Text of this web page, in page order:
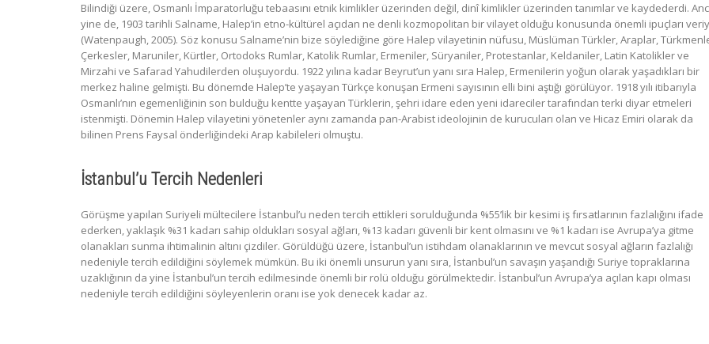
Bilindiği üzere, Osmanlı İmparatorluğu tebaasını etnik kimlikler üzerinden değil, dinî kimlikler üzerinden tanımlar ve kaydederdi.
yine de, 1903 tarihli Salname, Halep’in etno-kültürel açıdan ne denli kozmopolitan bir vilayet olduğu konusunda önemli ipuçları
(Watenpaugh, 2005). Söz konusu Salname’nin bize söylediğine göre Halep vilayetinin nüfusu, Müslüman Türkler, Araplar,
Çerkesler, Maruniler, Kürtler, Ortodoks Rumlar, Katolik Rumlar, Ermeniler, Süryaniler, Protestanlar, Keldaniler, Latin Katolikler ve
Mirzahi ve Safarad Yahudilerden oluşuyordu. 1922 yılına kadar Beyrut’un yanı sıra Halep, Ermenilerin yoğun olarak yaşadıkları bir
merkez haline gelmişti. Bu dönemde Halep’te yaşayan Türkçe konuşan Ermeni sayısının elli bini aştığı görülüyor. 1918 yılı itibarıyla
Osmanlı’nın egemenliğinin son bulduğu kentte yaşayan Türklerin, şehri idare eden yeni idareciler tarafından terki diyar etmeleri
istenmişti. Dönemin Halep vilayetini yönetenler aynı zamanda pan-Arabist ideolojinin de kurucuları olan ve Hicaz Emiri olarak da
bilinen Prens Faysal önderliğindeki Arap kabileleri olmuştu.
İstanbul’u Tercih Nedenleri
Görüşme yapılan Suriyeli mültecilere İstanbul’u neden tercih ettikleri sorulduğunda %55’lik bir kesimi iş fırsatlarının fazlalığını ifade
ederken, yaklaşık %31 kadarı sahip oldukları sosyal ağları, %13 kadarı güvenli bir kent olmasını ve %1 kadarı ise Avrupa’ya gitme
olanakları sunma ihtimalinin altını çizdiler. Görüldüğü üzere, İstanbul’un istihdam olanaklarının ve mevcut sosyal ağların fazlalığı
nedeniyle tercih edildiğini söylemek mümkün. Bu iki önemli unsurun yanı sıra, İstanbul’un savaşın yaşandığı Suriye topraklarına
uzaklığının da yine İstanbul’un tercih edilmesinde önemli bir rolü olduğu görülmektedir. İstanbul’un Avrupa’ya açılan kapı olması
nedeniyle tercih edildiğini söyleyenlerin oranı ise yok denecek kadar az.